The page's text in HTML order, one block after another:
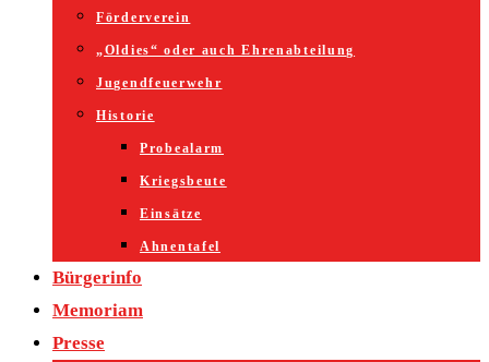
Förderverein
„Oldies“ oder auch Ehrenabteilung
Jugendfeuerwehr
Historie
Probealarm
Kriegsbeute
Einsätze
Ahnentafel
Bürgerinfo
Memoriam
Presse